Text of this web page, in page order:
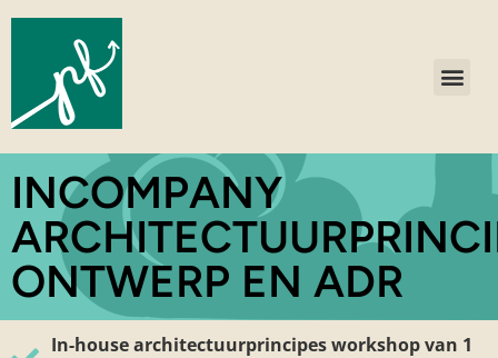
INCOMPANY
ONTWERP EN ADR
In-housearchitectuurprincipesworkshop van 1